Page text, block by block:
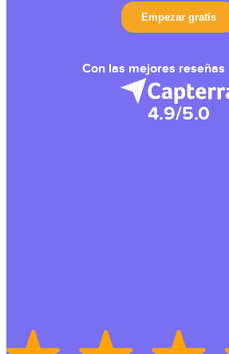
Con las mejores reseñas
4.9/5.0